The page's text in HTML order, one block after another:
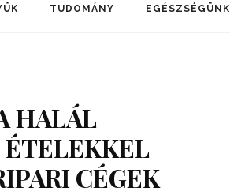
TUDOMÁNY EGÉSZSÉGÜNK
HALÁL
ÉTELEKKEL
CÉGEK